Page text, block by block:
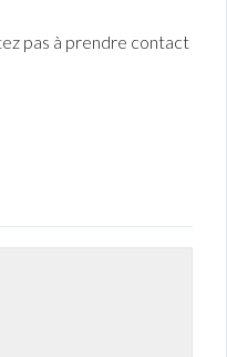
pas à prendre contact